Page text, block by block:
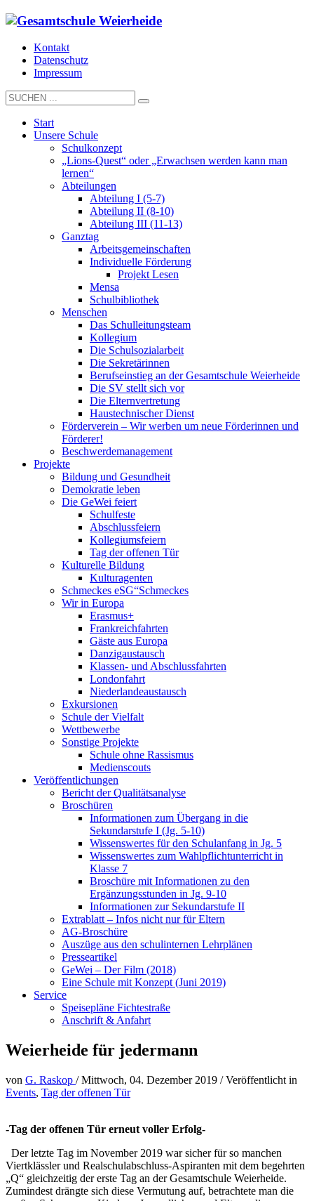
Kontakt
Datenschutz
Impressum
Start
Unsere Schule
Schulkonzept
„Lions-Quest“ oder „Erwachsen werden kann man
lernen“
Abteilungen
Abteilung I (5-7)
Abteilung II (8-10)
Abteilung III (11-13)
Ganztag
Arbeitsgemeinschaften
Individuelle Förderung
Projekt Lesen
Mensa
Schulbibliothek
Menschen
Das Schulleitungsteam
Kollegium
Die Schulsozialarbeit
Die Sekretärinnen
Berufseinstieg an der Gesamtschule Weierheide
Die SV stellt sich vor
Die Elternvertretung
Haustechnischer Dienst
Förderverein – Wir werben um neue Förderinnen und
Förderer!
Beschwerdemanagement
Projekte
Bildung und Gesundheit
Demokratie leben
Die GeWei feiert
Schulfeste
Abschlussfeiern
Kollegiumsfeiern
Tag der offenen Tür
Kulturelle Bildung
Kulturagenten
Schmeckes eSG“Schmeckes
Wir in Europa
Erasmus+
Frankreichfahrten
Gäste aus Europa
Danzigaustausch
Klassen- und Abschlussfahrten
Londonfahrt
Niederlandeaustausch
Exkursionen
Schule der Vielfalt
Wettbewerbe
Sonstige Projekte
Schule ohne Rassismus
Medienscouts
Veröffentlichungen
Bericht der Qualitätsanalyse
Broschüren
Informationen zum Übergang in die
Sekundarstufe I (Jg. 5-10)
Wissenswertes für den Schulanfang in Jg. 5
Wissenswertes zum Wahlpflichtunterricht in
Klasse 7
Broschüre mit Informationen zu den
Ergänzungsstunden in Jg. 9-10
Informationen zur Sekundarstufe II
Extrablatt – Infos nicht nur für Eltern
AG-Broschüre
Auszüge aus den schulinternen Lehrplänen
Presseartikel
GeWei – Der Film (2018)
Eine Schule mit Konzept (Juni 2019)
Service
Speisepläne Fichtestraße
Anschrift & Anfahrt
Weierheide für jedermann
von G. Raskop /Mittwoch, 04. Dezember 2019 /Veröffentlicht in
Events, Tag der offenen Tür
-Tag der offenen Tür erneut voller Erfolg-
Der letzte Tag im November 2019 war sicher für so manchen
Viertklässler und Realschulabschluss-Aspiranten mit dem begehrten
„Q“ gleichzeitig der erste Tag an der Gesamtschule Weierheide.
Zumindest drängte sich diese Vermutung auf, betrachtete man die